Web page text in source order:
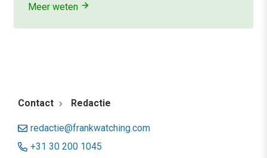
Meer weten
Contact Redactie
redactie@frankwatching.com
+31 30 200 1045